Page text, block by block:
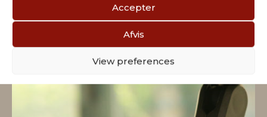
Accepter
Afvis
View preferences